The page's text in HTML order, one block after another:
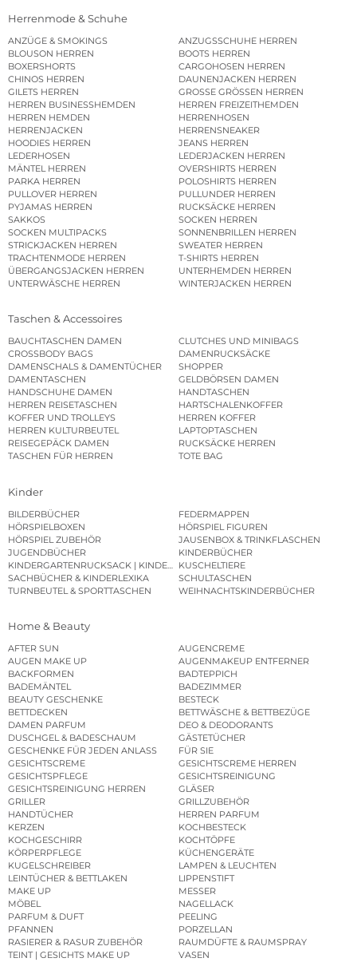
Herrenmode & Schuhe
ANZÜGE & SMOKINGS
ANZUGSSCHUHE HERREN
BLOUSON HERREN
BOOTS HERREN
BOXERSHORTS
CARGOHOSEN HERREN
CHINOS HERREN
DAUNENJACKEN HERREN
GILETS HERREN
GROSSE GRÖSSEN HERREN
HERREN BUSINESSHEMDEN
HERREN FREIZEITHEMDEN
HERREN HEMDEN
HERRENHOSEN
HERRENJACKEN
HERRENSNEAKER
HOODIES HERREN
JEANS HERREN
LEDERHOSEN
LEDERJACKEN HERREN
MÄNTEL HERREN
OVERSHIRTS HERREN
PARKA HERREN
POLOSHIRTS HERREN
PULLOVER HERREN
PULLUNDER HERREN
PYJAMAS HERREN
RUCKSÄCKE HERREN
SAKKOS
SOCKEN HERREN
SOCKEN MULTIPACKS
SONNENBRILLEN HERREN
STRICKJACKEN HERREN
SWEATER HERREN
TRACHTENMODE HERREN
T-SHIRTS HERREN
ÜBERGANGSJACKEN HERREN
UNTERHEMDEN HERREN
UNTERWÄSCHE HERREN
WINTERJACKEN HERREN
Taschen & Accessoires
BAUCHTASCHEN DAMEN
CLUTCHES UND MINIBAGS
CROSSBODY BAGS
DAMENRUCKSÄCKE
DAMENSCHALS & DAMENTÜCHER
SHOPPER
DAMENTASCHEN
GELDBÖRSEN DAMEN
HANDSCHUHE DAMEN
HANDTASCHEN
HERREN REISETASCHEN
HARTSCHALENKOFFER
KOFFER UND TROLLEYS
HERREN KOFFER
HERREN KULTURBEUTEL
LAPTOPTASCHEN
REISEGEPÄCK DAMEN
RUCKSÄCKE HERREN
TASCHEN FÜR HERREN
TOTE BAG
Kinder
BILDERBÜCHER
FEDERMAPPEN
HÖRSPIELBOXEN
HÖRSPIEL FIGUREN
HÖRSPIEL ZUBEHÖR
JAUSENBOX & TRINKFLASCHEN
JUGENDBÜCHER
KINDERBÜCHER
KINDERGARTENRUCKSACK | KINDERGARTENBEUTEL
KUSCHELTIERE
SACHBÜCHER & KINDERLEXIKA
SCHULTASCHEN
TURNBEUTEL & SPORTTASCHEN
WEIHNACHTSKINDERBÜCHER
Home & Beauty
AFTER SUN
AUGENCREME
AUGEN MAKE UP
AUGENMAKEUP ENTFERNER
BACKFORMEN
BADTEPPICH
BADEMÄNTEL
BADEZIMMER
BEAUTY GESCHENKE
BESTECK
BETTDECKEN
BETTWÄSCHE & BETTBEZÜGE
DAMEN PARFUM
DEO & DEODORANTS
DUSCHGEL & BADESCHAUM
GÄSTETÜCHER
GESCHENKE FÜR JEDEN ANLASS
FÜR SIE
GESICHTSCREME
GESICHTSCREME HERREN
GESICHTSPFLEGE
GESICHTSREINIGUNG
GESICHTSREINIGUNG HERREN
GLÄSER
GRILLER
GRILLZUBEHÖR
HANDTÜCHER
HERREN PARFUM
KERZEN
KOCHBESTECK
KOCHGESCHIRR
KOCHTÖPFE
KÖRPERPFLEGE
KÜCHENGERÄTE
KUGELSCHREIBER
LAMPEN & LEUCHTEN
LEINTÜCHER & BETTLAKEN
LIPPENSTIFT
MAKE UP
MESSER
MÖBEL
NAGELLACK
PARFUM & DUFT
PEELING
PFANNEN
PORZELLAN
RASIERER & RASUR ZUBEHÖR
RAUMDÜFTE & RAUMSPRAY
TEINT | GESICHTS MAKE UP
VASEN